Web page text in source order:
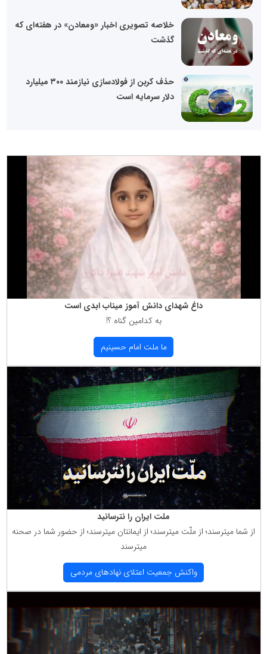
خلاصه تصویری اخبار «ومعادن» در هفته‌ای که
گذشت
حذف کربن از فولادسازی نیازمند ۳۰۰ میلیارد
دلار سرمایه است
داغ شهدای دانش آموز میناب ابدی است
به كدامین گناه ؟!
ما ملت امام حسینیم
ملت ایران را نترسانید
از شما میترسند؛ از ملّت میترسند؛ از ایمانتان میترسند؛ از حضور شما در صحنه
میترسند
واكنش جمعیت اعتلای نهادهای مردمی